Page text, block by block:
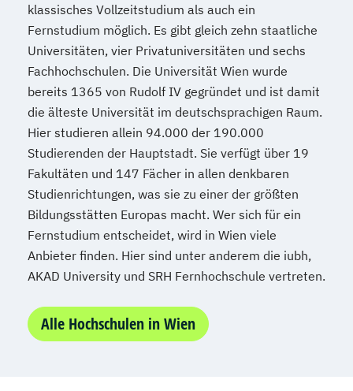
Robotics (DE/EN)
Salesforce and Sales Management (DE/EN)
Social Media
Softwareentwicklung (DE/EN)
Soziale Arbeit Schwerpunkt Kinder und
Jugendliche
Sozialmanagement
Sozialpädagogik und Inklusion
Sportmanagement
Supply Chain Management
Tourismusmanagement UX Design
Wirtschaftsinformatik (DE/EN)
Wirtschaftsingenieurwesen
Wirtschafts­ingenieur­wesen Mechatronik
Wirtschafts­ingenieur­wesen Medizintechnik
Wirtschafts­ingenieur­wesen
Verfahrenstechnik
Zukunftsmanagement
klassisches Vollzeitstudium als auch ein
Fernstudium möglich. Es gibt gleich zehn staatliche
Universitäten, vier Privatuniversitäten und sechs
Fachhochschulen. Die Universität Wien wurde
bereits 1365 von Rudolf IV gegründet und ist damit
die älteste Universität im deutschsprachigen Raum.
Hier studieren allein 94.000 der 190.000
Studierenden der Hauptstadt. Sie verfügt über 19
Fakultäten und 147 Fächer in allen denkbaren
Studienrichtungen, was sie zu einer der größten
Bildungsstätten Europas macht. Wer sich für ein
Fernstudium entscheidet, wird in Wien viele
Anbieter finden. Hier sind unter anderem die iubh,
AKAD University und SRH Fernhochschule vertreten.
Alle Hochschulen in Wien